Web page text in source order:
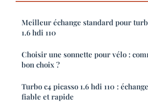
Meilleur échange standard pour
1.6 hdi 110
Choisir une sonnette pour vélo :
bon choix ?
Turbo c4 picasso 1.6 hdi 110 :
fiable et rapide